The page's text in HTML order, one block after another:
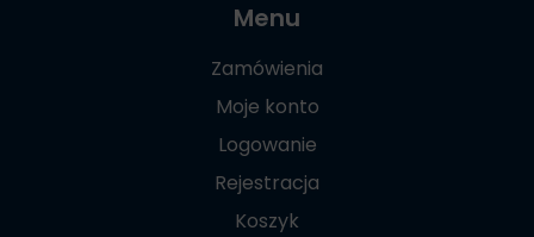
Menu
Zamówienia
Moje konto
Logowanie
Rejestracja
Koszyk